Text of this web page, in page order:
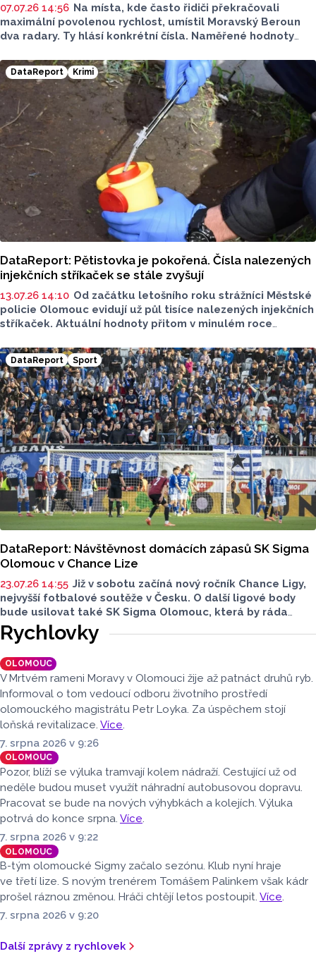
07.07.26 14:56 Na místa, kde často řidiči překračovali
maximální povolenou rychlost, umístil Moravský Beroun
dva radary. Ty hlásí konkrétní čísla. Naměřené hodnoty
DataReport Krimi
DataReport: Pětistovka je pokořená. Čísla nalezených
injekčních stříkaček se stále zvyšují
13.07.26 14:10 Od začátku letošního roku strážníci Městské
policie Olomouc evidují už půl tisíce nalezených injekčních
stříkaček. Aktuální hodnoty přitom v minulém roce
vzrostl počet případů téměř na dvojnásobek.
DataReport Sport
DataReport: Návštěvnost domácích zápasů SK Sigma
Olomouc v Chance Lize
23.07.26 14:55 Již v sobotu začíná nový ročník Chance Ligy,
nejvyšší fotbalové soutěže v Česku. O další ligové body
bude usilovat také SK Sigma Olomouc, která by ráda
přitáhla do ochozů Androva stadionu více fanoušků.
V novém vydání DataReportu se podíváme na vývoj
v roce 2017.
Rychlovky
OLOMOUC
V Mrtvém rameni Moravy v Olomouci žije až patnáct druhů ryb.
Informoval o tom vedoucí odboru životního prostředí
olomouckého magistrátu Petr Loyka. Za úspěchem stojí
loňská revitalizace. Více.
7. srpna 2026 v 9:26
OLOMOUC
Pozor, blíží se výluka tramvají kolem nádraží. Cestující už od
neděle budou muset využít náhradní autobusovou dopravu.
Pracovat se bude na nových výhybkách a kolejích. Výluka
potrvá do konce srpna. Více.
7. srpna 2026 v 9:22
OLOMOUC
B-tým olomoucké Sigmy začalo sezónu. Klub nyní hraje
ve třetí lize. S novým trenérem Tomášem Palinkem však kádr
prošel ráznou změnou. Hráči chtějí letos postoupit. Více.
7. srpna 2026 v 9:20
Další zprávy z rychlovek